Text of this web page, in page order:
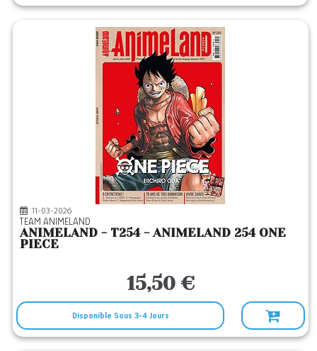
11-03-2026
TEAM ANIMELAND
ANIMELAND - T254 - ANIMELAND 254 ONE
PIECE
15,50 €
Disponible Sous 3-4 Jours